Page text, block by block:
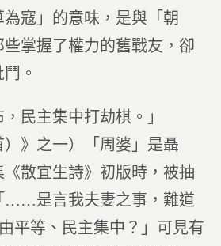
為寇」的意味，是與「朝
掌握了權力的舊戰友，卻
。
，民主集中打劫棋。」
）》之一）「周婆」是聶
散宜生詩》初版時，被抽
……是言我夫妻之事，難道
平等、民主集中？」可見有